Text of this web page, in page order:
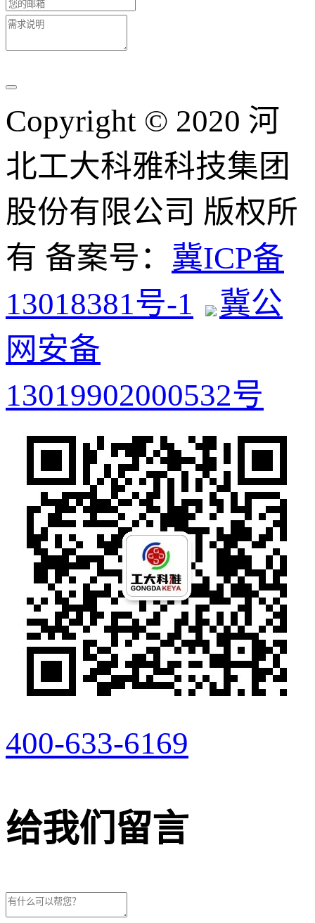
Copyright © 2020 河
北工大科雅科技集团
股份有限公司 版权所
有 备案号： 冀ICP备
13018381号-1
冀公
网安备
13019902000532号
400-633-6169
给我们留言